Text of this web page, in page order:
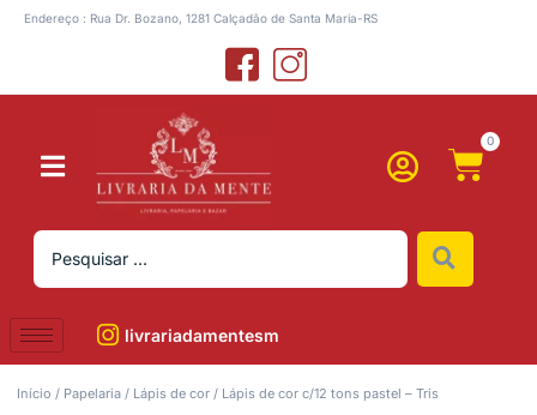
Endereço : Rua Dr. Bozano, 1281 Calçadão de Santa Maria-RS
0
livrariadamentesm
Início / Papelaria / Lápis de cor / Lápis de cor c/12 tons pastel – Tris